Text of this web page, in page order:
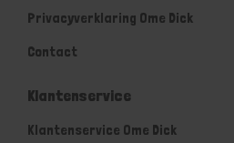
Privacyverklaring Ome Dick
Contact
Klantenservice
Klantenservice Ome Dick